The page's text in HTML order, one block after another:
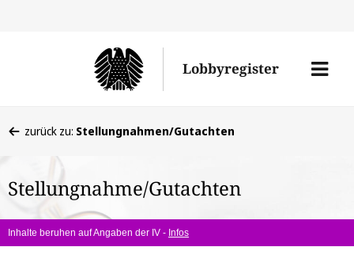
Lobbyregister
Menü
befinden
hier:
zurück zu: Stellungnahmen/Gutachten
Stellungnahme/Gutachten
Inhalte beruhen auf Angaben der IV - Infos